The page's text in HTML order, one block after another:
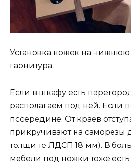
Установка ножек на нижнюю
гарнитура
Если в шкафу есть
располагаем под ней. Если
посередине. От краев
прикручивают на саморезы
толщине ЛДСП 18 мм). В
мебели под ножки тоже